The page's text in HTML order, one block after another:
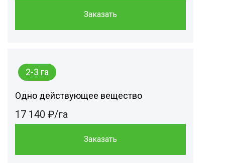
Заказать
2-3 га
Одно действующее вещество
17 140 ₽/га
Заказать